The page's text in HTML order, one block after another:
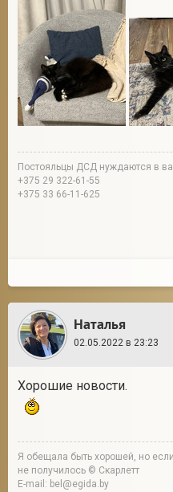
Постояльцы ДСД нуждаются в
+375 29 322-61-55
+375 33 66-11-625
Наталья
02.05.2022 в 23:23
Хорошие новости.
Я обещала быть хорошей, но
не получилось © Скарлетт
E-mail: bel@egida.by